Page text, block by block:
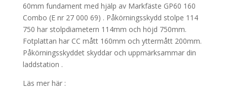
60mm fundament med hjälp av Markfäste GP60 160
Combo (E nr 27 000 69) . Påkörningsskydd stolpe 114
750 har stolpdiametern 114mm och höjd 750mm.
Fotplattan har CC mått 160mm och yttermått 200mm.
Påkörningsskyddet skyddar och uppmärksammar din
laddstation .
Läs mer här :